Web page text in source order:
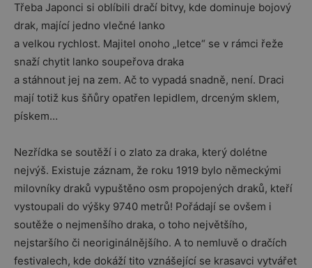
Třeba Japonci si oblíbili dračí bitvy, kde dominuje bojový
drak, mající jedno vlečné lanko
a velkou rychlost. Majitel onoho „letce“ se v rámci řeže
snaží chytit lanko soupeřova draka
a stáhnout jej na zem. Ač to vypadá snadně, není. Draci
mají totiž kus šňůry opatřen lepidlem, drceným sklem,
pískem…
Nezřídka se soutěží i o zlato za draka, který dolétne
nejvýš. Existuje záznam, že roku 1919 bylo německými
milovníky draků vypuštěno osm propojených draků, kteří
vystoupali do výšky 9740 metrů! Pořádají se ovšem i
soutěže o nejmenšího draka, o toho největšího,
nejstaršího či neoriginálnějšího. A to nemluvě o dračích
festivalech, kde dokáží tito vznášející se krasavci vytvářet